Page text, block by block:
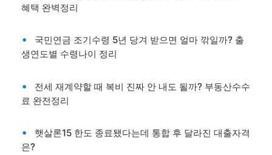
혜택 완벽정리
국민연금 조기수령 5년 당겨 받으면 얼마 깎일까? 출
생연도별 수령나이 정리
전세 재계약할 때 복비 진짜 안 내도 될까? 부동산수수
료 완전정리
햇살론15 한도 종료됐다는데 통합 후 달라진 대출자격
은?